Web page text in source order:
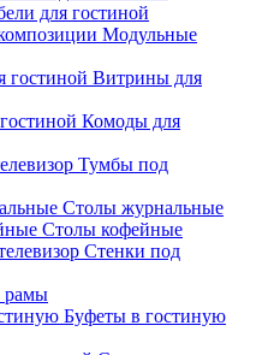
для гостиной
Модульные
Витрины для
Комоды для
Тумбы под
Столы журнальные
Столы кофейные
Стенки под
Буфеты в гостиную